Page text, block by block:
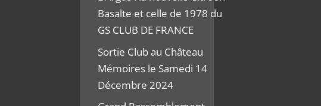
Basalte et celle de 1978 du
GS CLUB DE FRANCE
Sortie Club au Château
Mémoires le Samedi 14
Décembre 2024